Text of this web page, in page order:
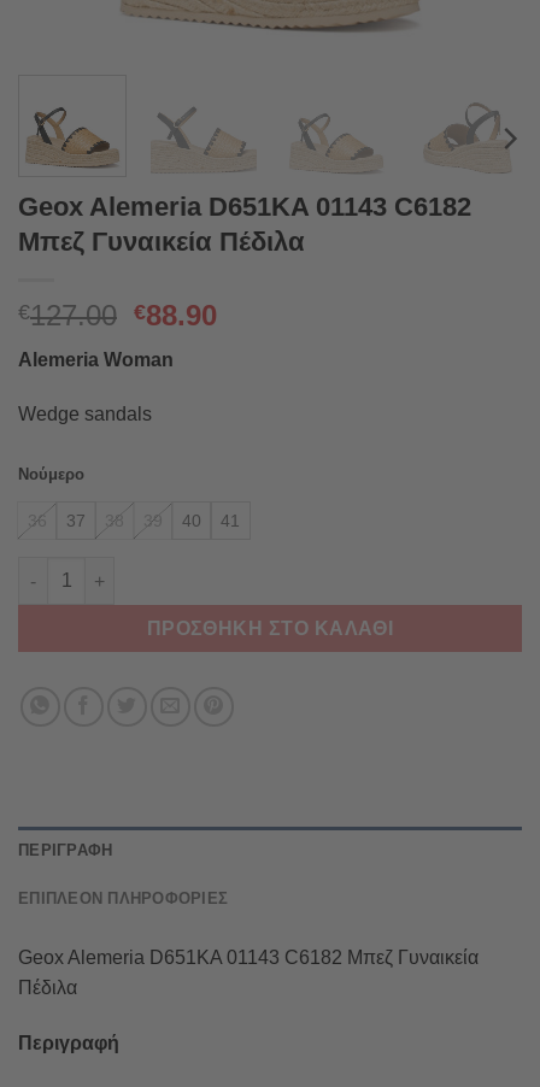
Geox Alemeria D651KA 01143 C6182
Μπεζ Γυναικεία Πέδιλα
€127.00 Original
was:
€127.00.
€88.90
Alemeria Woman
Wedge sandals
Νούμερο
36 37 38 39 40 41
Geox Alemeria D651KA 01143 C6182 Μπεζ Γυναικεία Πέδιλα
ΠΡΟΣΘΉΚΗ ΣΤΟ ΚΑΛΆΘΙ
ΠΕΡΙΓΡΑΦΉ
ΕΠΙΠΛΈΟΝ ΠΛΗΡΟΦΟΡΊΕΣ
Geox Alemeria D651KA 01143 C6182 Μπεζ Γυναικεία
Πέδιλα
Περιγραφή